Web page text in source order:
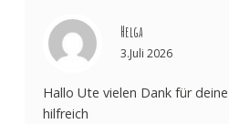
Helga
3.Juli 2026
Hallo Ute vielen Dank für
hilfreich